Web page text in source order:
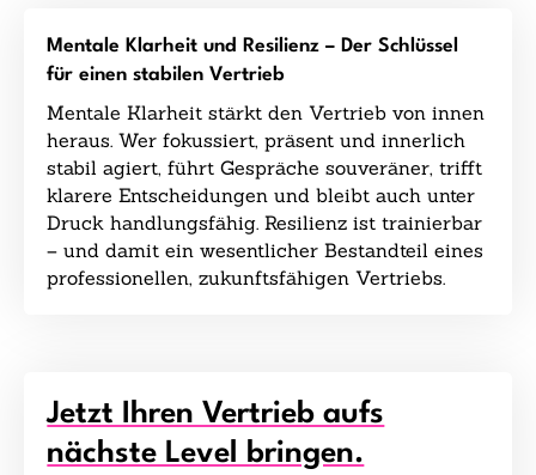
Mentale Klarheit und Resilienz – Der Schlüssel
für einen stabilen Vertrieb
Mentale Klarheit stärkt den Vertrieb von innen
heraus. Wer fokussiert, präsent und innerlich
stabil agiert, führt Gespräche souveräner, trifft
klarere Entscheidungen und bleibt auch unter
Druck handlungsfähig. Resilienz ist trainierbar
– und damit ein wesentlicher Bestandteil eines
professionellen, zukunftsfähigen Vertriebs.
Jetzt Ihren Vertrieb aufs
nächste Level bringen.